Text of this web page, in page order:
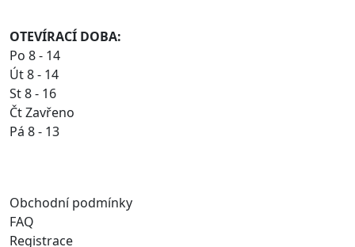
OTEVÍRACÍ DOBA:
Po 8 - 14
Út 8 - 14
St 8 - 16
Čt Zavřeno
Pá 8 - 13
Obchodní podmínky
FAQ
Registrace